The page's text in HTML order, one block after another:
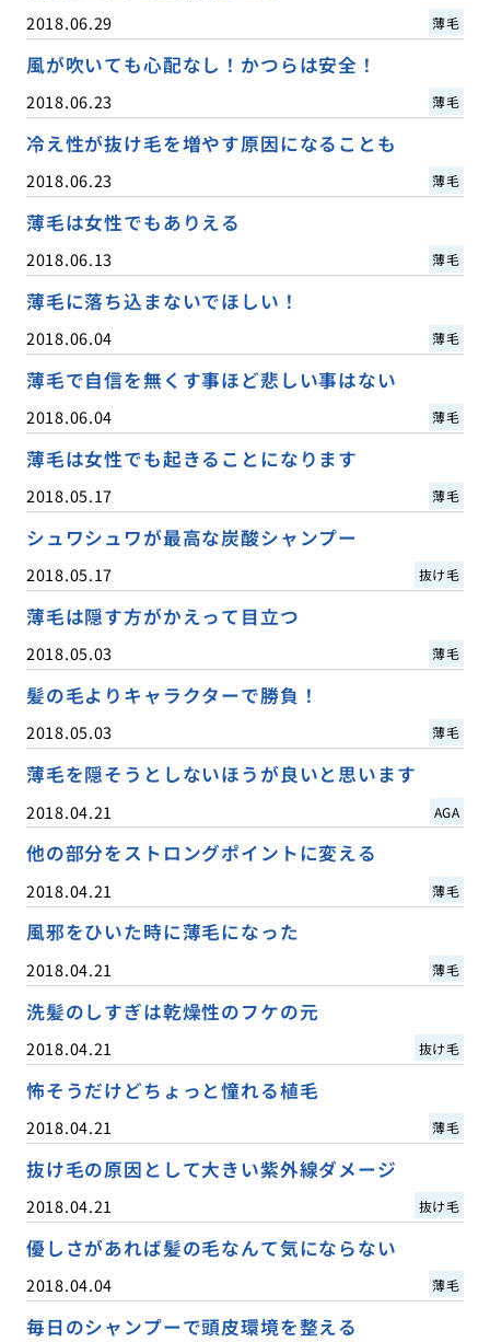
2018.06.29 薄毛
風が吹いても心配なし！かつらは安全！
2018.06.23 薄毛
冷え性が抜け毛を増やす原因になることも
2018.06.23 薄毛
薄毛は女性でもありえる
2018.06.13 薄毛
薄毛に落ち込まないでほしい！
2018.06.04 薄毛
薄毛で自信を無くす事ほど悲しい事はない
2018.06.04 薄毛
薄毛は女性でも起きることになります
2018.05.17 薄毛
シュワシュワが最高な炭酸シャンプー
2018.05.17 抜け毛
薄毛は隠す方がかえって目立つ
2018.05.03 薄毛
髪の毛よりキャラクターで勝負！
2018.05.03 薄毛
薄毛を隠そうとしないほうが良いと思います
2018.04.21 AGA
他の部分をストロングポイントに変える
2018.04.21 薄毛
風邪をひいた時に薄毛になった
2018.04.21 薄毛
洗髪のしすぎは乾燥性のフケの元
2018.04.21 抜け毛
怖そうだけどちょっと憧れる植毛
2018.04.21 薄毛
抜け毛の原因として大きい紫外線ダメージ
2018.04.21 抜け毛
優しさがあれば髪の毛なんて気にならない
2018.04.04 薄毛
毎日のシャンプーで頭皮環境を整える